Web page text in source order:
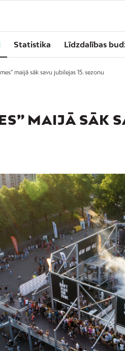
Statistika Līdzdalības
maijā sāk savu jubilejas 15. sezonu
MAIJĀ SĀK